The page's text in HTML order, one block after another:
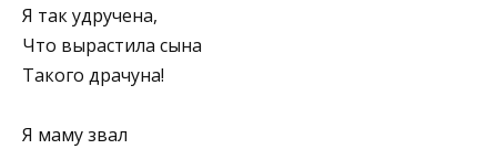
Я так удручена,
Что вырастила сына­
Такого драчуна!
Я маму звал